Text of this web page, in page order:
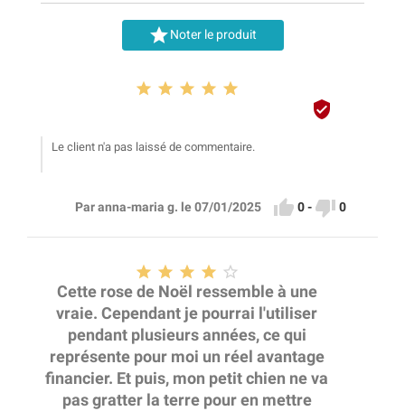
Noter le produit
    

Le client n'a pas laissé de commentaire.
Par anna-maria g. le 07/01/2025  0-  0
    
Cette rose de Noël ressemble à une
vraie. Cependant je pourrai l'utiliser
pendant plusieurs années, ce qui
représente pour moi un réel avantage
financier. Et puis, mon petit chien ne va
pas gratter la terre pour en mettre